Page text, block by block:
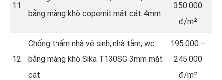
11
bằng màng khò copernit mặt cát 4mm
350.000
đ/m²
12
Chống thấm nhà vệ sinh, nhà tắm, wc
bằng màng khò Sika T130SG 3mm mặt
cát
195.000 –
245.000
đ/m²